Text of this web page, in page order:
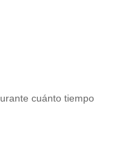
cuánto tiempo